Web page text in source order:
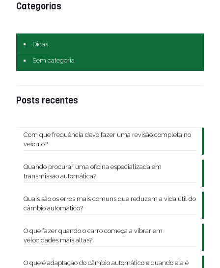
Categorias
Dicas
Sem categoria
Posts recentes
Com que frequência devo fazer uma revisão completa no
veículo?
Quando procurar uma oficina especializada em
transmissão automática?
Quais são os erros mais comuns que reduzem a vida útil do
câmbio automático?
O que fazer quando o carro começa a vibrar em
velocidades mais altas?
O que é adaptação do câmbio automático e quando ela é